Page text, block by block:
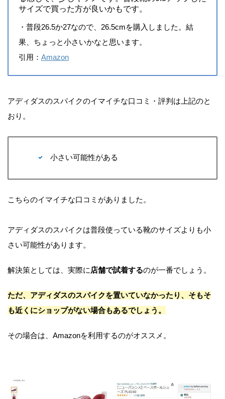
サイズで買った方が良いかもです。
・普段26.5か27なので、26.5cmを購入しました。結
果、ちょっと小さいかなと思います。
引用： Amazon
アディダスのスパイクのイマイチな口コミ・評判は上記のと
おり。
小さい可能性がある
こちらのイマイチな口コミがありました。
アディダスのスパイクは普段使っている靴のサイズよりも小
さい可能性があります。
解決策としては、実際に 店舗で試着するのが一番でしょう。
ただ、アディダスのスパイクを置いていなかったり、そもそ
も近くにショップがない場合もあるでしょう。
その場合は、Amazonを利用するのがオススメ。